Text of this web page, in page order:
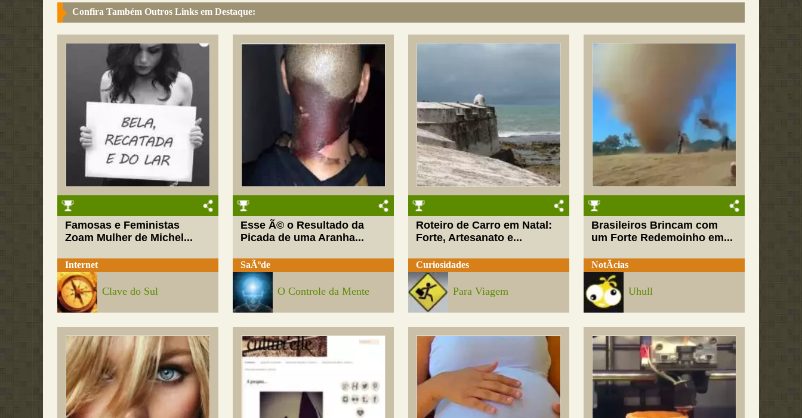
Confira Também Outros Links em Destaque:
Famosas e Feministas
Zoam Mulher de Michel...
Internet
Clave do Sul
Esse Ã© o Resultado da
Picada de uma Aranha...
SaÃºde
O Controle da Mente
Roteiro de Carro em Natal:
Forte, Artesanato e...
Curiosidades
Para Viagem
Brasileiros Brincam com
um Forte Redemoinho em...
NotÃ­cias
Uhull